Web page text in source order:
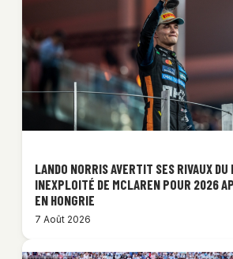
LANDO NORRIS AVERTIT SES RIVAUX
INEXPLOITÉ DE MCLAREN POUR 2026
EN HONGRIE
7 Août 2026